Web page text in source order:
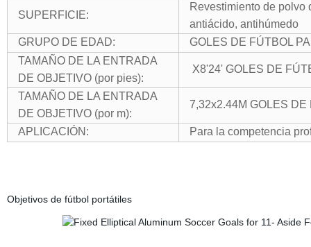
SUPERFICIE:
Revestimiento de polvo
antiácido, antihúmedo
GRUPO DE EDAD:
GOLES DE FÚTBOL
TAMAÑO DE LA ENTRADA
DE OBJETIVO (por pies):
X8'24' GOLES DE
TAMAÑO DE LA ENTRADA
DE OBJETIVO (por m):
7,32x2.44M GOLES DE
APLICACIÓN: Para la competencia
Objetivos de fútbol portátiles